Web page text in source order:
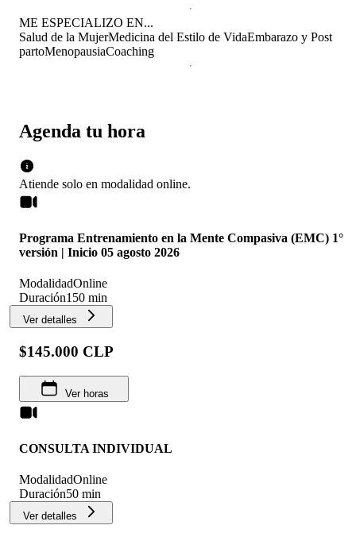
Agenda tu hora
Atiende solo en modalidad online.
Programa Entrenamiento en la Mente Compasiva (EMC) 1°
versión | Inicio 05 agosto 2026
ModalidadOnline
Duración150 min
Ver detalles
$145.000 CLP
Ver horas
CONSULTA INDIVIDUAL
ModalidadOnline
Duración50 min
Ver detalles
ME ESPECIALIZO EN...
Salud de la MujerMedicina del Estilo de VidaEmbarazo y Post
partoMenopausiaCoaching